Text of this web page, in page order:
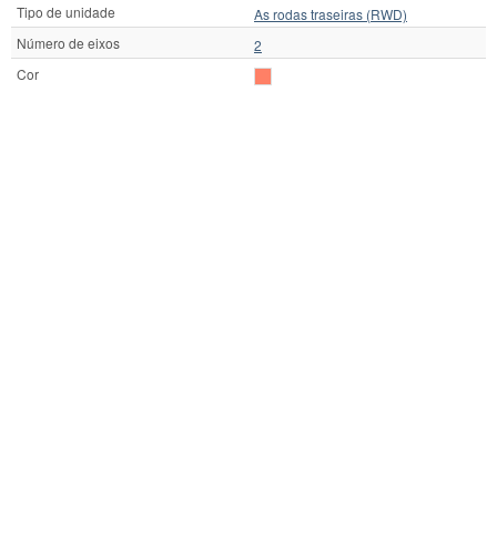
Tipo de unidade
As rodas traseiras (RWD)
Número de eixos
2
Cor